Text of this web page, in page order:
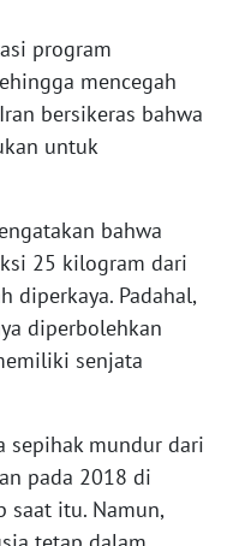
program
mencegah
bersikeras bahwa
untuk
bahwa
25 kilogram dari
diperkaya. Padahal,
diperbolehkan
senjata
sepihak mundur dari
pada 2018 di
saat itu. Namun,